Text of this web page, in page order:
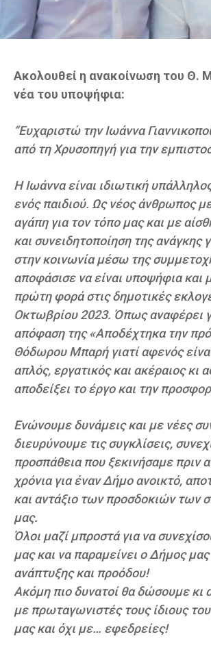
Ακολουθεί η ανακοίνωση του Θ.
νέα του υποψήφια:
“Ευχαριστώ την Ιωάννα
από τη Χρυσοπηγή για την
Η Ιωάννα είναι ιδιωτική
ενός παιδιού. Ως νέος άνθρωπος
αγάπη για τον τόπο μας και με
και συνειδητοποίηση της ανάγκης
στην κοινωνία μέσω της
αποφάσισε να είναι υποψήφια και
πρώτη φορά στις δημοτικές
Οκτωβρίου 2023. Όπως αναφέρει
απόφαση της «Αποδέχτηκα την
Θόδωρου Μπαρή γιατί αφενός
απλός, εργατικός και ακέραιος κι
αποδείξει το έργο και την
Ενώνουμε δυνάμεις και με νέες
διευρύνουμε τις συγκλίσεις,
προσπάθεια που ξεκινήσαμε πριν
χρόνια για έναν Δήμο ανοικτό,
και αντάξιο των προσδοκιών των
μας.
Όλοι μαζί μπροστά για να
μας και να παραμείνει ο Δήμος
ανάπτυξης και προόδου!
Ακόμη πιο δυνατοί θα δώσουμε κι
με πρωταγωνιστές τους ίδιους
μας και όχι με… εφεδρείες!